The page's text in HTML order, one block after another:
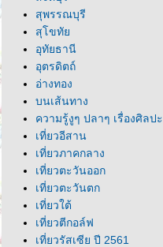
สุพรรณบุรี
สุโขทั
อุทัยธานี
อุตรดิตถ์
อ่างทอง
บนเส้นทาง
ความรู้งูๆ ปลาๆ เรื่องศิลปะ
เที่ยวอีสาน
เที่ยวภาคกลาง
เที่ยวตะวันออก
เที่ยวตะวันตก
เที่ยวใต้
เที่ยวตีกอล์ฟ
เที่ยวรัสเซีย ปี 2561